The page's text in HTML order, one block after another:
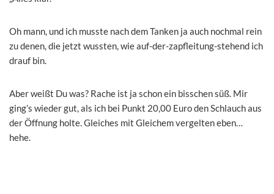
Oh mann, und ich musste nach dem Tanken ja auch nochmal rein
zu denen, die jetzt wussten, wie auf-der-zapfleitung-stehend ich
drauf bin.
Aber weißt Du was? Rache ist ja schon ein bisschen süß. Mir
ging’s wieder gut, als ich bei Punkt 20,00 Euro den Schlauch aus
der Öffnung holte. Gleiches mit Gleichem vergelten eben…
hehe.